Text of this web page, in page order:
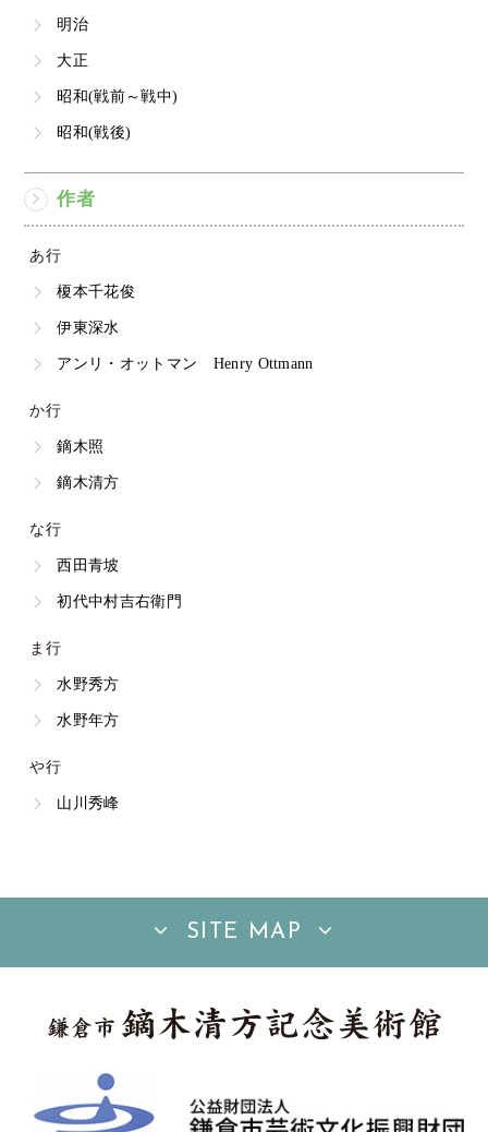
明治
大正
昭和(戦前～戦中)
昭和(戦後)
作者
あ行
榎本千花俊
伊東深水
アンリ・オットマン Henry Ottmann
か行
鏑木照
鏑木清方
な行
西田青坡
初代中村吉右衛門
ま行
水野秀方
水野年方
や行
山川秀峰
SITE MAP